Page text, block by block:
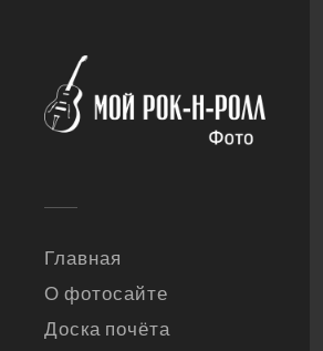
Главная
О фотосайте
Доска почёта